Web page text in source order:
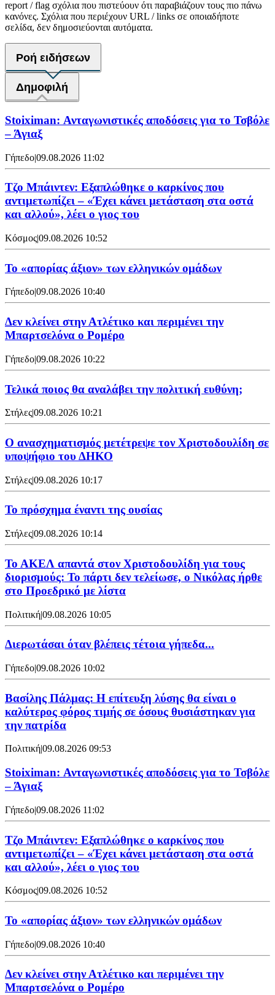
report / flag σχόλια που πιστεύουν ότι παραβιάζουν τους πιο πάνω
κανόνες. Σχόλια που περιέχουν URL / links σε οποιαδήποτε
σελίδα, δεν δημοσιεύονται αυτόματα.
Ροή ειδήσεων
Δημοφιλή
Stoiximan: Ανταγωνιστικές αποδόσεις για το Τσβόλε
– Άγιαξ
Γήπεδο|09.08.2026 11:02
Τζο Μπάιντεν: Εξαπλώθηκε ο καρκίνος που
αντιμετωπίζει – «Έχει κάνει μετάσταση στα οστά
και αλλού», λέει ο γιος του
Κόσμος|09.08.2026 10:52
Το «απορίας άξιον» των ελληνικών ομάδων
Γήπεδο|09.08.2026 10:40
Δεν κλείνει στην Ατλέτικο και περιμένει την
Μπαρτσελόνα ο Ρομέρο
Γήπεδο|09.08.2026 10:22
Τελικά ποιος θα αναλάβει την πολιτική ευθύνη;
Στήλες|09.08.2026 10:21
Ο ανασχηματισμός μετέτρεψε τον Χριστοδουλίδη σε
υποψήφιο του ΔΗΚΟ
Στήλες|09.08.2026 10:17
Το πρόσχημα έναντι της ουσίας
Στήλες|09.08.2026 10:14
Το ΑΚΕΛ απαντά στον Χριστοδουλίδη για τους
διορισμούς: Το πάρτι δεν τελείωσε, ο Νικόλας ήρθε
στο Προεδρικό με λίστα
Πολιτική|09.08.2026 10:05
Διερωτάσαι όταν βλέπεις τέτοια γήπεδα...
Γήπεδο|09.08.2026 10:02
Βασίλης Πάλμας: Η επίτευξη λύσης θα είναι ο
καλύτερος φόρος τιμής σε όσους θυσιάστηκαν για
την πατρίδα
Πολιτική|09.08.2026 09:53
Stoiximan: Ανταγωνιστικές αποδόσεις για το Τσβόλε
– Άγιαξ
Γήπεδο|09.08.2026 11:02
Τζο Μπάιντεν: Εξαπλώθηκε ο καρκίνος που
αντιμετωπίζει – «Έχει κάνει μετάσταση στα οστά
και αλλού», λέει ο γιος του
Κόσμος|09.08.2026 10:52
Το «απορίας άξιον» των ελληνικών ομάδων
Γήπεδο|09.08.2026 10:40
Δεν κλείνει στην Ατλέτικο και περιμένει την
Μπαρτσελόνα ο Ρομέρο